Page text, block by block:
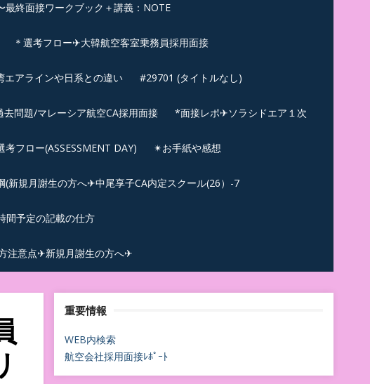
最終面接ワークブック＋講義：NOTE
＊選考フロー✈大韓航空客室乗務員採用面接
アラインや日系との違い #29701 (タイトルなし)
去問題/マレーシア航空CA採用面接 *面接レポ✈ソラシドエア１次
フロー(ASSESSMENT DAY) ✴︎お手紙や感想
規月謝生の方へ✈中尾享子CA内定スクール(26）-7
間予定の記載の仕方
注意点✈新規月謝生の方へ✈
重要情報
WEB内検索
航空会社採用面接ﾚﾎﾟｰﾄ